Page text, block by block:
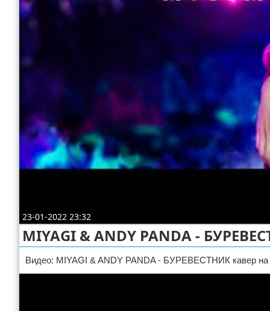
Отказ от ответственности
23-01-2022 23:32
MIYAGI & ANDY PANDA -
Видео: MIYAGI & ANDY PANDA - БУРЕВЕСТНИК кавер на